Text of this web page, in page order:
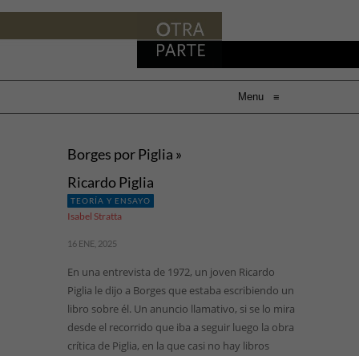
Menu ≡
Borges por Piglia »
Ricardo Piglia
TEORÍA Y ENSAYO
Isabel Stratta
16 ENE, 2025
En una entrevista de 1972, un joven Ricardo
Piglia le dijo a Borges que estaba escribiendo un
libro sobre él. Un anuncio llamativo, si se lo mira
desde el recorrido que iba a seguir luego la obra
crítica de Piglia, en la que casi no hay libros